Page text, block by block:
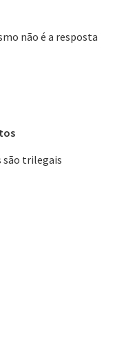
não é a resposta
são trilegais